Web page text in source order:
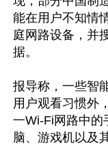
能在用户不知情
庭网路设备，并
据。
报导称，一些智
用户观看习惯外
一Wi-Fi网路中的
脑、游戏机以及